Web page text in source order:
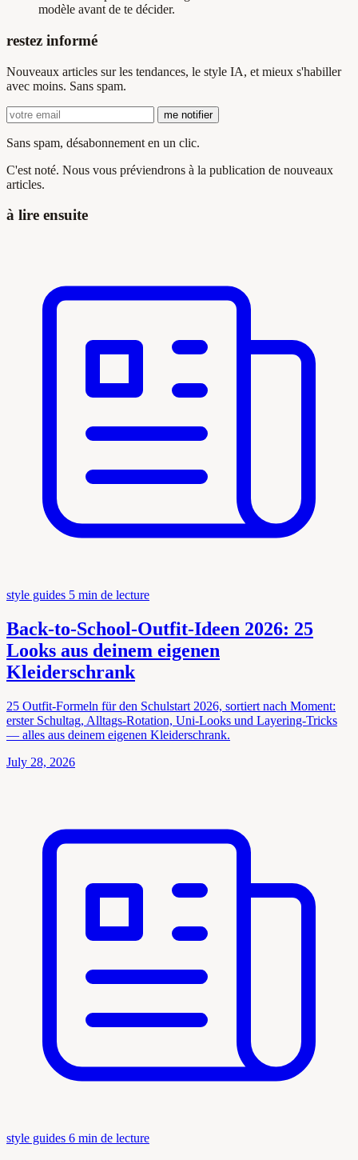
modèle avant de te décider.
restez informé
Nouveaux articles sur les tendances, le style IA, et mieux s'habiller
avec moins. Sans spam.
me notifier
Sans spam, désabonnement en un clic.
C'est noté. Nous vous préviendrons à la publication de nouveaux
articles.
à lire ensuite
style guides 5 min de lecture
Back-to-School-Outfit-Ideen 2026: 25
Looks aus deinem eigenen
Kleiderschrank
25 Outfit-Formeln für den Schulstart 2026, sortiert nach Moment:
erster Schultag, Alltags-Rotation, Uni-Looks und Layering-Tricks
— alles aus deinem eigenen Kleiderschrank.
July 28, 2026
style guides 6 min de lecture